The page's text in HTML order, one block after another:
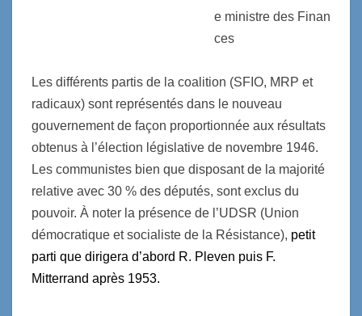
e ministre des Finan
ces
Les différents partis de la coalition (SFIO, MRP et
radicaux) sont représentés dans le nouveau
gouvernement de façon proportionnée aux résultats
obtenus à l’élection législative de novembre 1946.
Les communistes bien que disposant de la majorité
relative avec 30 % des députés, sont exclus du
pouvoir. À noter la présence de l’UDSR (Union
démocratique et socialiste de la Résistance), petit
parti que dirigera d’abord R. Pleven puis F.
Mitterrand après 1953.